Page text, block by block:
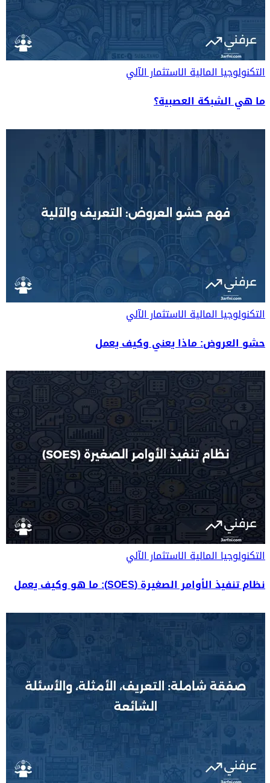
التكنولوجيا الماليةالاستثمار الآلي
ما هي الشبكة العصبية؟
التكنولوجيا الماليةالاستثمار الآلي
حشو العروض: ماذا يعني وكيف يعمل
التكنولوجيا الماليةالاستثمار الآلي
نظام تنفيذ الأوامر الصغيرة (SOES): ما هو وكيف يعمل